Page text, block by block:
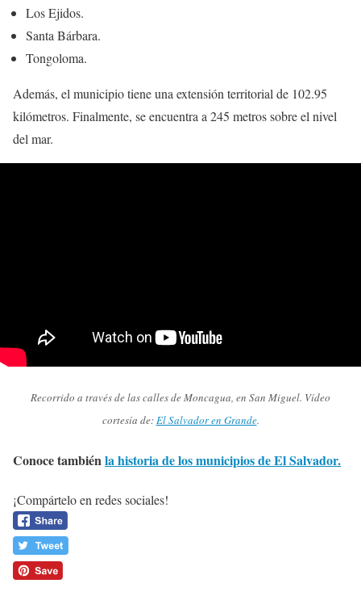
Los Ejidos.
Santa Bárbara.
Tongoloma.
Además, el municipio tiene una extensión territorial de 102.95
kilómetros. Finalmente, se encuentra a 245 metros sobre el nivel
del mar.
Recorrido a través de las calles de Moncagua, en San Miguel. Vídeo
cortesía de:El Salvador en Grande.
Conoce también la historia de los municipios de El Salvador.
¡Compártelo en redes sociales!